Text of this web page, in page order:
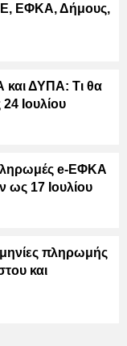
ΕΦΚΑ, Δήμους,
ΔΥΠΑ: Τι θα
Ιουλίου
e-ΕΦΚΑ
ως 17 Ιουλίου
πληρωμής
και